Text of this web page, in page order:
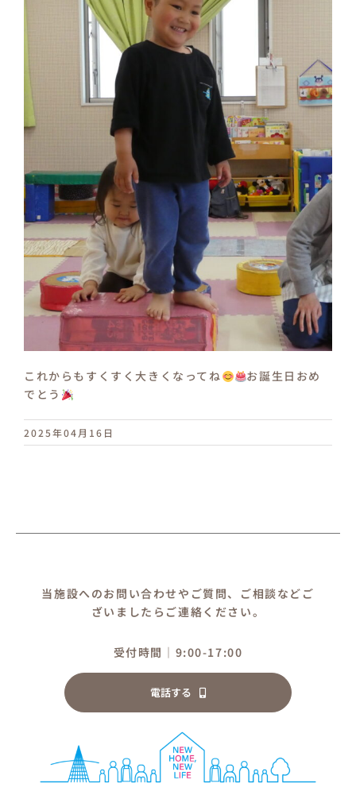
これからもすくすく大きくなってね
お誕生日おめ
でとう
2025年04月16日
当施設へのお問い合わせやご質問、ご相談などご
ざいましたらご連絡ください。
受付時間｜9:00-17:00
電話する